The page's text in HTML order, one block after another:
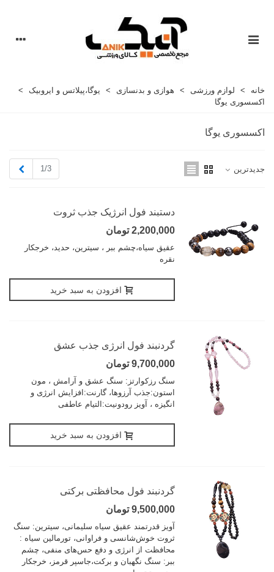
خانه > لوازم ورزشی > هوازی و بدنسازی > یوگا،پیلاتس و ایروبیک
>
اکسسوری یوگا
اکسسوری یوگا
جدیدترین 1/3
دستبند فول انرژیک جذب ثروت
2,200,000 تومان
عقیق سیاه،چشم ببر ، سیترین، حدید، خرجکار
نقره
افزودن به سبد خرید
گردنبند فول انرژی جذب عشق
9,700,000 تومان
سنگ رزکوارتز: سنگ عشق و آرامش ، مون
استون:جذب آرزوها، گارنت:افزایش انرژی و
انگیزه ، آویز رودونیت:التیام عاطفی
افزودن به سبد خرید
گردنبند فول محافظتی برکتی
9,500,000 تومان
آویز قدرتمند عقیق سیاه سلیمانی، سیترین: سنگ
ثروت خوش‌شانسی و فراوانی، تورمالین سیاه :
محافظت از انرژی و دفع حس‌های منفی، چشم
ببر: سنگ نگهبان و برکت،جاسپر قرمز، خرجکار